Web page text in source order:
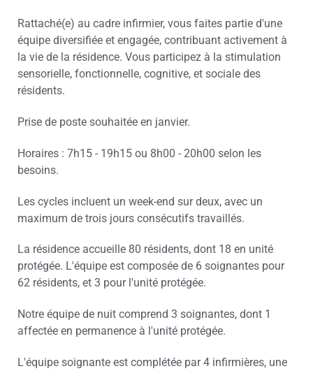
Rattaché(e) au cadre infirmier, vous faites partie d'une
équipe diversifiée et engagée, contribuant activement à
la vie de la résidence. Vous participez à la stimulation
sensorielle, fonctionnelle, cognitive, et sociale des
résidents.
Prise de poste souhaitée en janvier.
Horaires : 7h15 - 19h15 ou 8h00 - 20h00 selon les
besoins.
Les cycles incluent un week-end sur deux, avec un
maximum de trois jours consécutifs travaillés.
La résidence accueille 80 résidents, dont 18 en unité
protégée. L'équipe est composée de 6 soignantes pour
62 résidents, et 3 pour l'unité protégée.
Notre équipe de nuit comprend 3 soignantes, dont 1
affectée en permanence à l'unité protégée.
L'équipe soignante est complétée par 4 infirmières, une